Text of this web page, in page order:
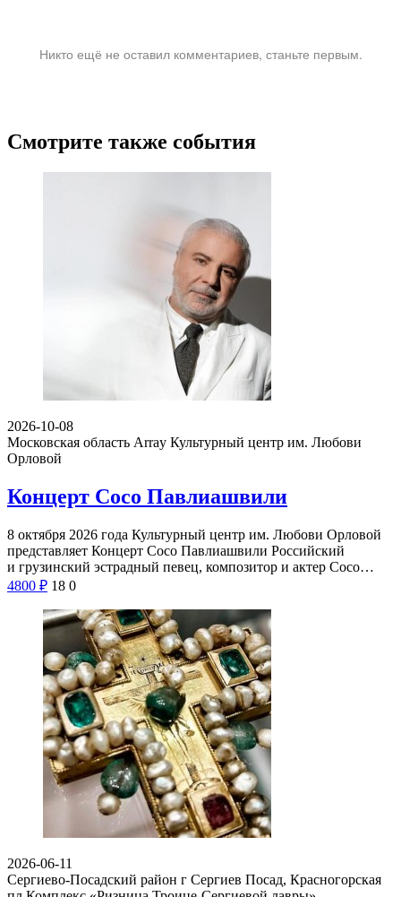
Никто ещё не оставил комментариев, станьте первым.
Смотрите также события
2026-10-08
Московская область Array Культурный центр им. Любови
Орловой
Концерт Сосо Павлиашвили
8 октября 2026 года Культурный центр им. Любови Орловой
представляет Концерт Сосо Павлиашвили Российский
и грузинский эстрадный певец, композитор и актер Сосо…
4800 ₽ 18 0
2026-06-11
Сергиево-Посадский район г Сергиев Посад, Красногорская